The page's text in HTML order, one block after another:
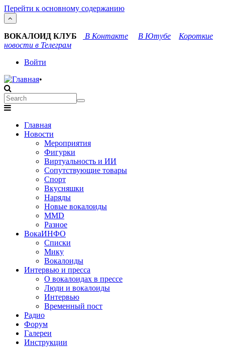
Перейти к основному содержанию
ВОКАЛОИД КЛУБ В Контакте В Ютубе
Короткие
новости в Телеграм
User
account
menu
Войти
•
Search
Search
navigation
Главная
Новости
Мероприятия
Фигурки
Виртуальность и ИИ
Сопутствующие товары
Спорт
Вкусняшки
Наряды
Новые вокалоиды
MMD
Разное
ВокаИНФО
Списки
Мику
Вокалоиды
Интервью и пресса
О вокалоидах в прессе
Люди и вокалоиды
Интервью
Временный пост
Радио
Форум
Галереи
Инструкции